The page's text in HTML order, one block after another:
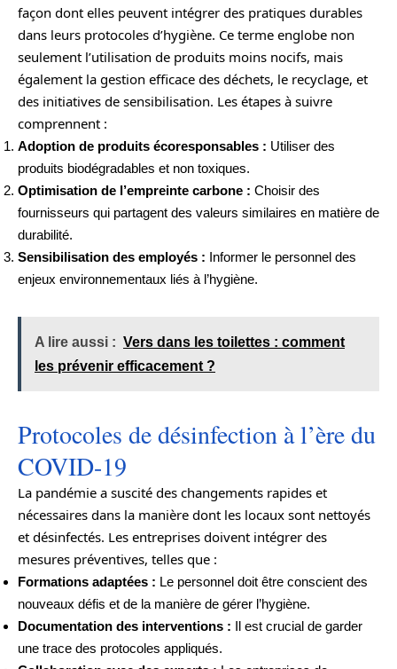
façon dont elles peuvent intégrer des pratiques durables
dans leurs protocoles d’hygiène. Ce terme englobe non
seulement l’utilisation de produits moins nocifs, mais
également la gestion efficace des déchets, le recyclage, et
des initiatives de sensibilisation. Les étapes à suivre
comprennent :
Adoption de produits écoresponsables : Utiliser des
produits biodégradables et non toxiques.
Optimisation de l’empreinte carbone : Choisir des
fournisseurs qui partagent des valeurs similaires en matière de
durabilité.
Sensibilisation des employés : Informer le personnel des
enjeux environnementaux liés à l’hygiène.
A lire aussi : Vers dans les toilettes : comment
les prévenir efficacement ?
Protocoles de désinfection à l’ère du
COVID-19
La pandémie a suscité des changements rapides et
nécessaires dans la manière dont les locaux sont nettoyés
et désinfectés. Les entreprises doivent intégrer des
mesures préventives, telles que :
Formations adaptées : Le personnel doit être conscient des
nouveaux défis et de la manière de gérer l’hygiène.
Documentation des interventions : Il est crucial de garder
une trace des protocoles appliqués.